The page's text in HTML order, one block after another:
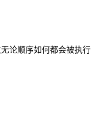
论顺序如何都会被执行